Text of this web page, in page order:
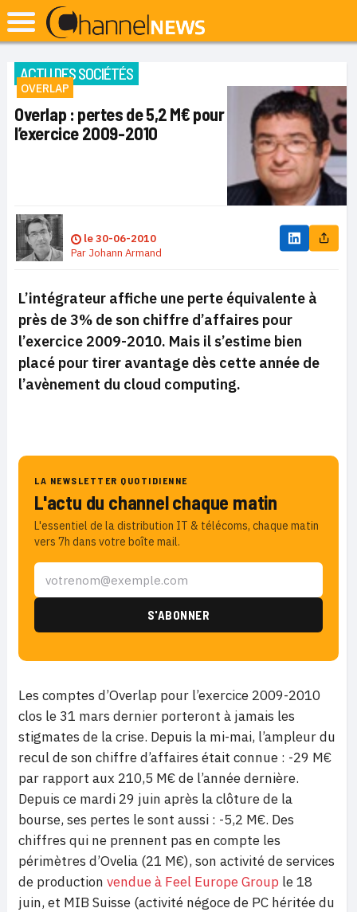
ACTU DES SOCIÉTÉS
OVERLAP
Overlap : pertes de 5,2 M€ pour
l’exercice 2009-2010
le30-06-2010
Par Johann Armand
L’intégrateur affiche une perte équivalente à
près de 3% de son chiffre d’affaires pour
l’exercice 2009-2010. Mais il s’estime bien
placé pour tirer avantage dès cette année de
l’avènement du cloud computing.
LA NEWSLETTER QUOTIDIENNE
L'actu du channel chaque matin
L'essentiel de la distribution IT & télécoms, chaque matin
vers 7h dans votre boîte mail.
Les comptes d’Overlap pour l’exercice 2009-2010
clos le 31 mars dernier porteront à jamais les
stigmates de la crise. Depuis la mi-mai, l’ampleur du
recul de son chiffre d’affaires était connue : -29 M€
par rapport aux 210,5 M€ de l’année dernière.
Depuis ce mardi 29 juin après la clôture de la
bourse, ses pertes le sont aussi : -5,2 M€. Des
chiffres qui ne prennent pas en compte les
périmètres d’Ovelia (21 M€), son activité de services
de production vendue à Feel Europe Group le 18
juin, et MIB Suisse (activité négoce de PC héritée du